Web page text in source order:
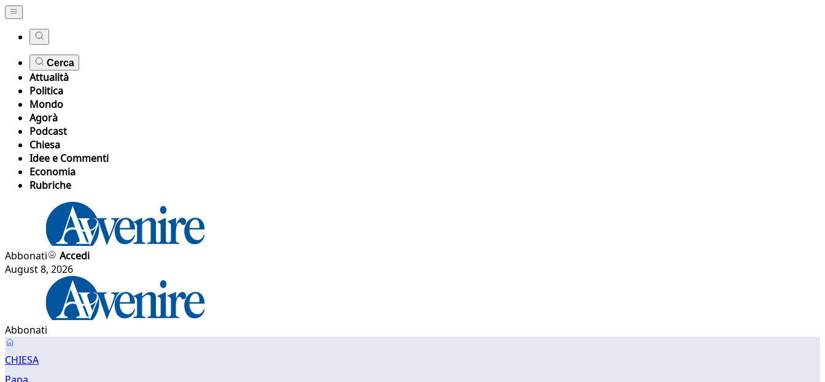
Cerca
Attualità
Politica
Mondo
Agorà
Podcast
Chiesa
Idee e Commenti
Economia
Rubriche
Abbonati
Accedi
August 8, 2026
Abbonati
CHIESA